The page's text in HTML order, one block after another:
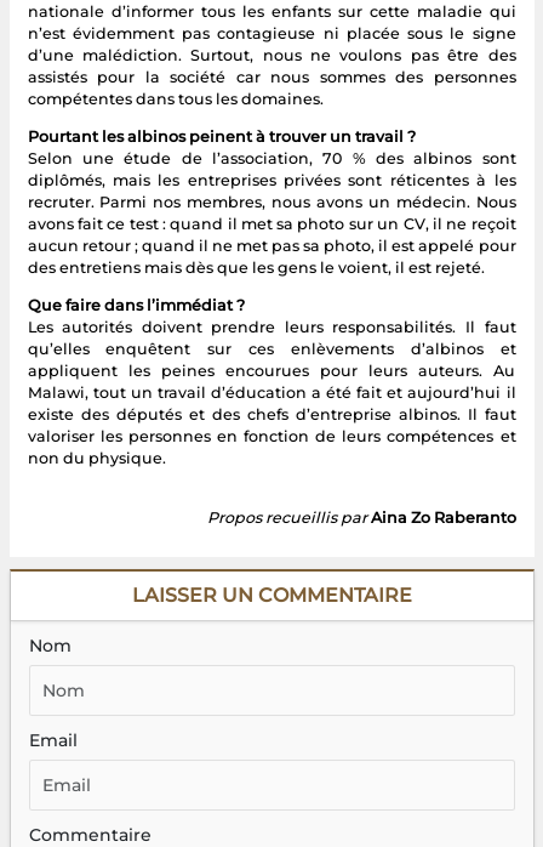
nationale d’informer tous les enfants sur cette maladie qui
n’est évidemment pas contagieuse ni placée sous le signe
d’une malédiction. Surtout, nous ne voulons pas être des
assistés pour la société car nous sommes des personnes
compétentes dans tous les domaines.
Pourtant les albinos peinent à trouver un travail ?
Selon une étude de l’association, 70 % des albinos sont
diplômés, mais les entreprises privées sont réticentes à les
recruter. Parmi nos membres, nous avons un médecin. Nous
avons fait ce test : quand il met sa photo sur un CV, il ne reçoit
aucun retour ; quand il ne met pas sa photo, il est appelé pour
des entretiens mais dès que les gens le voient, il est rejeté.
Que faire dans l’immédiat ?
Les autorités doivent prendre leurs responsabilités. Il faut
qu’elles enquêtent sur ces enlèvements d’albinos et
appliquent les peines encourues pour leurs auteurs. Au
Malawi, tout un travail d’éducation a été fait et aujourd’hui il
existe des députés et des chefs d’entreprise albinos. Il faut
valoriser les personnes en fonction de leurs compétences et
non du physique.
Propos recueillis par Aina Zo Raberanto
LAISSER UN COMMENTAIRE
Nom
Email
Commentaire